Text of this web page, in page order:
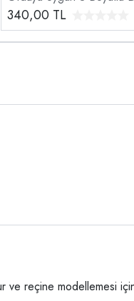
Şekillendirici Silikon Kalıp
340,00 TL
reçine modellemesi